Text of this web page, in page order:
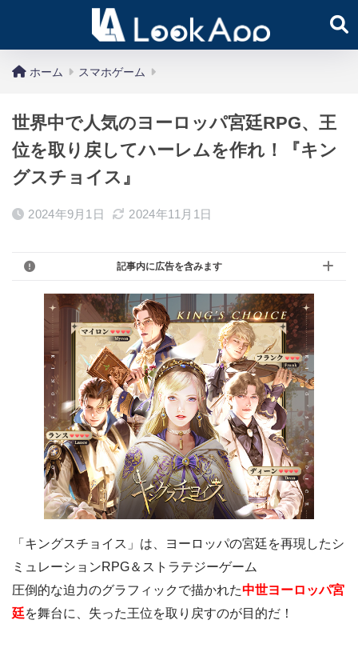
ホーム スマホゲーム
世界中で人気のヨーロッパ宮廷RPG、王
位を取り戻してハーレムを作れ！『キン
グスチョイス』
2024年9月1日 2024年11月1日
記事内に広告を含みます
「キングスチョイス」は、ヨーロッパの宮廷を再現したシ
ミュレーションRPG＆ストラテジーゲーム
圧倒的な迫力のグラフィックで描かれた中世ヨーロッパ宮
廷を舞台に、失った王位を取り戻すのが目的だ！